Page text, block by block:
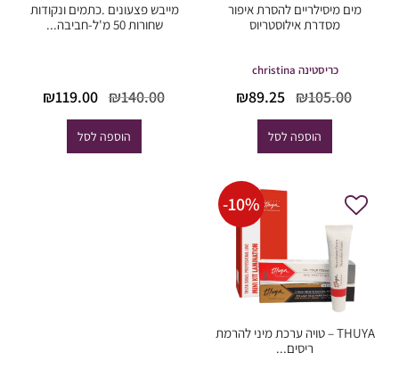
מים מיסילריים להסרת איפור
מסדרת אילוסטריוס
כריסטינה christina
₪105.00
המחיר
היה:
₪105.00.
₪89.25
הוספה לסל
מייבש פצעונים .כתמים ונקודות
שחורות 50 מ'ל-חביבה...
₪140.00
המחיר
היה:
₪140.00.
₪119.00
הוספה לסל
-10%
THUYA – טויה ערכת מיני להרמת
ריסים...